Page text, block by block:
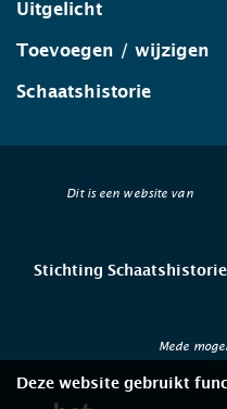
Uitgelicht
Toevoegen / wijzigen
Schaatshistorie
Dit is een website van
Stichting Schaatshistorie
Mede
Deze website gebruikt